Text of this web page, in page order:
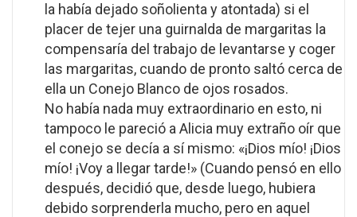
la había dejado soñolienta y atontada) si el
placer de tejer una guirnalda de margaritas la
compensaría del trabajo de levantarse y coger
las margaritas, cuando de pronto saltó cerca de
ella un Conejo Blanco de ojos rosados.
No había nada muy extraordinario en esto, ni
tampoco le pareció a Alicia muy extraño oír que
el conejo se decía a sí mismo: «¡Dios mío! ¡Dios
mío! ¡Voy a llegar tarde!» (Cuando pensó en ello
después, decidió que, desde luego, hubiera
debido sorprenderla mucho, pero en aquel